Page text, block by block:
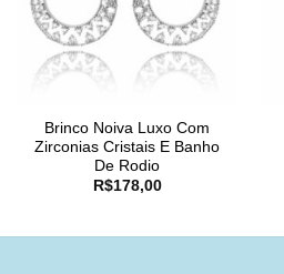
Brinco Noiva Luxo Com
Zirconias Cristais E Banho
De Rodio
R$178,00